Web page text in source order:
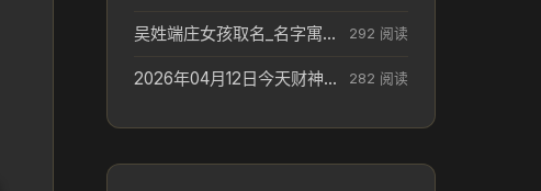
吴姓端庄女孩取名_名字寓意参考 292 阅读
2026年04月12日今天财神在哪个吉位_财神方位参考 282 阅读